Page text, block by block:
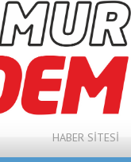
HABER SİTESİ